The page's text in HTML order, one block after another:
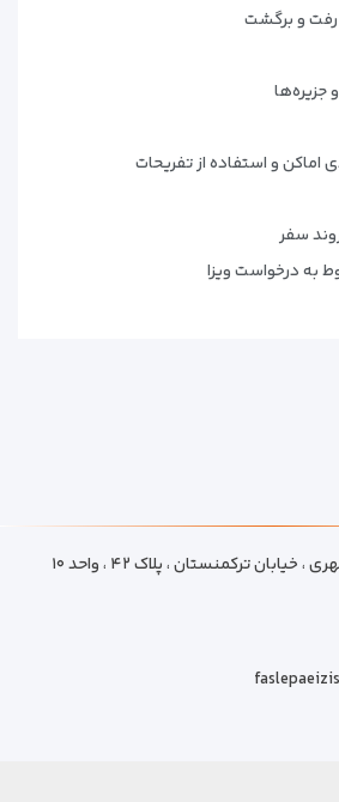
رفت و برگشت
جزیره‌ها
اماکن و استفاده از تفریحات
سفر
به درخواست ویزا
ترکمنستان ، پلاک ۴۲ ، واحد ۱۰